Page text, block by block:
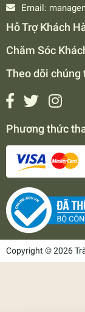
Email:
Hỗ Trợ Khách
Chăm Sóc
Theo dõi chúng
Phương thức
Copyright © 2026